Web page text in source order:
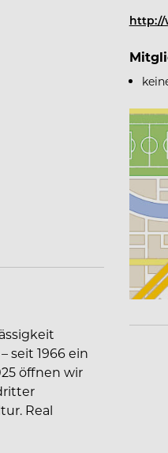
seit 1966 ein
öffnen wir
Real
http://